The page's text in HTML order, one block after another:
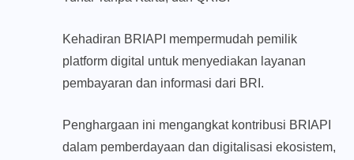
Kehadiran BRIAPI mempermudah pemilik
platform digital untuk menyediakan layanan
pembayaran dan informasi dari BRI.
Penghargaan ini mengangkat kontribusi BRIAPI
dalam pemberdayaan dan digitalisasi ekosistem,